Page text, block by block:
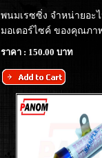
พนมเรซซิ่ง จำหน่ายอะ
มอเตอร์ไซค์ ของคุณภา
ราคา : 150.00 บาท